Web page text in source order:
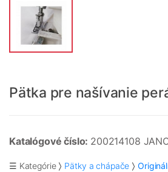
Pätka pre našívanie
Katalógové číslo: 200214108
☰ Kategórie Pätky a chápače